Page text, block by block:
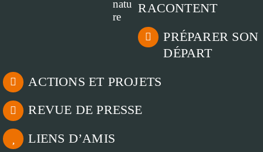
RACONTENT
PRÉPARER SON
DÉPART
ACTIONS ET PROJETS
REVUE DE PRESSE
LIENS D’AMIS